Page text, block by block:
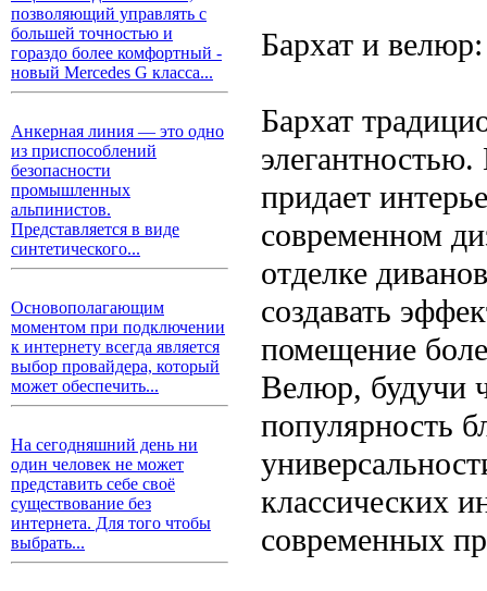
позволяющий управлять с
большей точностью и
гораздо более комфортный -
новый Mercedes G класса...
Анкерная линия — это одно
из приспособлений
безопасности
промышленных
альпинистов.
Представляется в виде
синтетического...
Основополагающим
моментом при подключении
к интернету всегда является
выбор провайдера, который
может обеспечить...
На сегодняшний день ни
один человек не может
представить себе своё
существование без
интернета. Для того чтобы
выбрать...
Бархат и
Бархат
элегантностью.
придает
современном
отделке
создавать
помещение
Велюр, будучи
популярность
классических
современных